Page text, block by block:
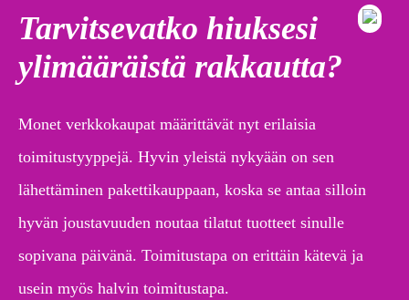
Tarvitsevatko hiuksesi
ylimääräistä rakkautta?
Monet verkkokaupat määrittävät nyt erilaisia
toimitustyyppejä. Hyvin yleistä nykyään on sen
lähettäminen pakettikauppaan, koska se antaa silloin
hyvän joustavuuden noutaa tilatut tuotteet sinulle
sopivana päivänä. Toimitustapa on erittäin kätevä ja
usein myös halvin toimitustapa.